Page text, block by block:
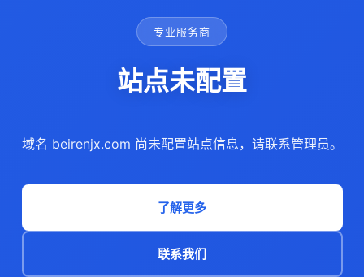
专业服务商
站点未配置
域名 beirenjx.com 尚未配置站点信息，请联系管理员。
了解更多
联系我们